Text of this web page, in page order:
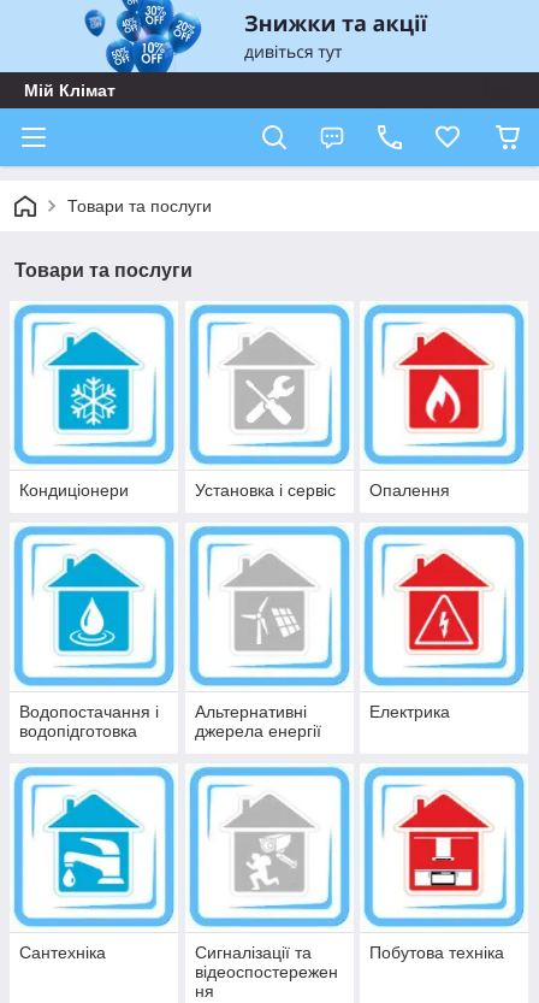
Мій Клімат
Товари та послуги
Товари та послуги
Кондиціонери Установка і сервіс Опалення
Водопостачання і
водопідготовка
Альтернативні
джерела енергії
Електрика
Сантехніка
Сигналізації та
відеоспостережен
ня
Побутова техніка